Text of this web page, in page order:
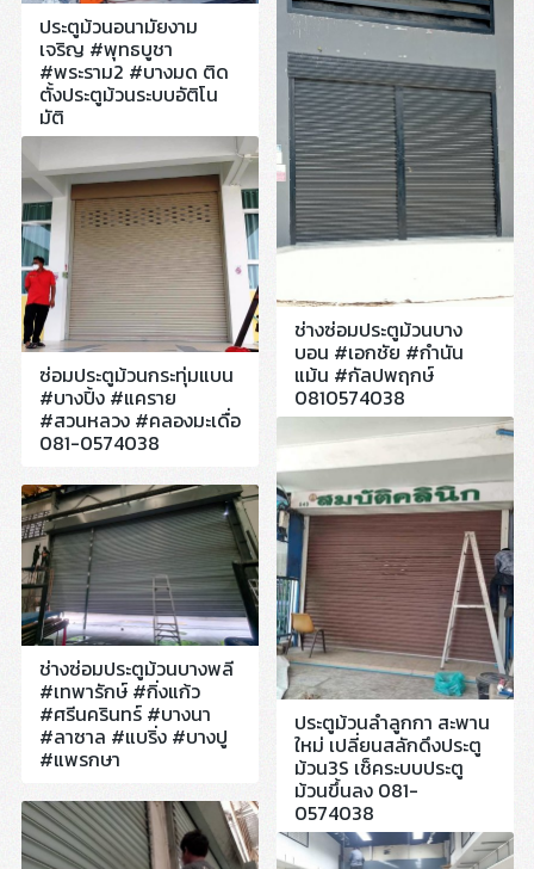
ประตูม้วนอนามัยงาม
เจริญ #พุทธบูชา
#พระราม2 #บางมด ติด
ตั้งประตูม้วนระบบอัติโน
มัติ
ช่างซ่อมประตูม้วนบาง
บอน #เอกชัย #กำนัน
แม้น #กัลปพฤกษ์
0810574038
ซ่อมประตูม้วนกระทุ่มแบน
#บางปิ้ง #แคราย
#สวนหลวง #คลองมะเดื่อ
081-0574038
ประตูม้วนลำลูกกา สะพาน
ใหม่ เปลี่ยนสลักดึงประตู
ม้วน3S เช็คระบบประตู
ม้วนขึ้นลง 081-
0574038
ช่างซ่อมประตูม้วนบางพลี
#เทพารักษ์ #กิ่งแก้ว
#ศรีนครินทร์ #บางนา
#ลาซาล #แบริ่ง #บางปู
#แพรกษา